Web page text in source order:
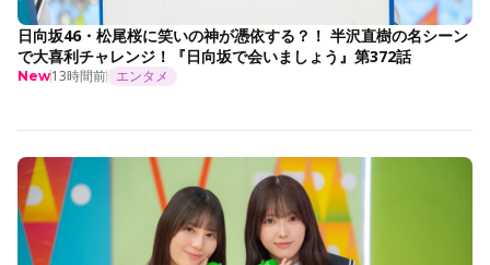
日向坂46・松尾桜に笑いの神が憑依する？！ 半沢直樹の名シーン
で大喜利チャレンジ！『日向坂で会いましょう』第372話
New13時間前 エンタメ